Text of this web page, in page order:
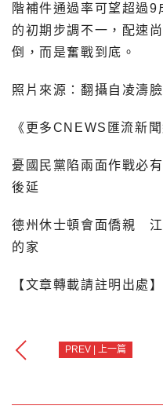
階補件通過率可望超過
的初期步調不一，配速
倒，而是奮戰到底。
照片來源：翻攝自凌濤
《更多CNEWS匯流新聞
憂國民黨陷兩面作戰必
後延
德州休士頓會面僑親 江
的家
【文章轉載請註明出處】
PREV | 上一篇